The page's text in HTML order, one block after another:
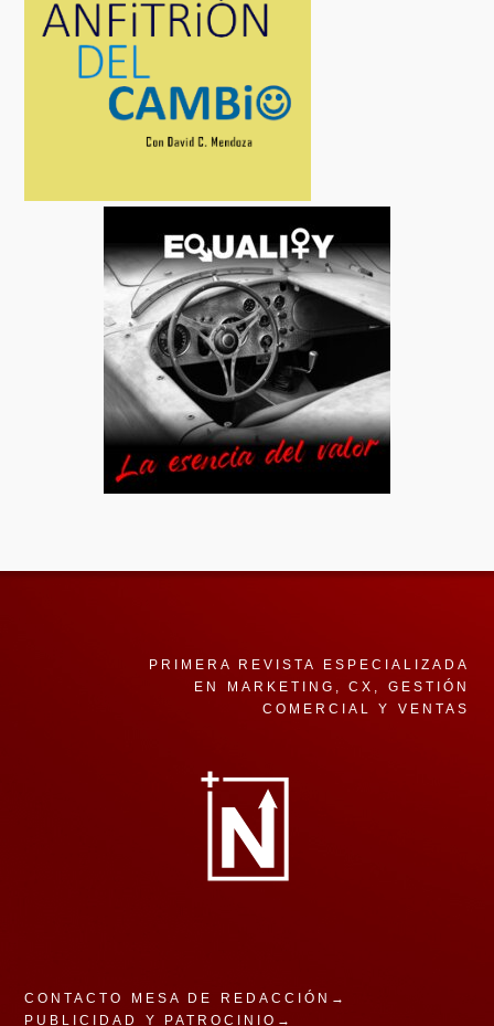
PRIMERA REVISTA ESPECIALIZADA
EN MARKETING, CX, GESTIÓN
COMERCIAL Y VENTAS
CONTACTO MESA DE REDACCIÓN→
PUBLICIDAD Y PATROCINIO→